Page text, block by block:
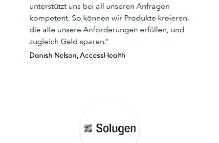
unterstützt uns bei all unseren Anfragen
kompetent. So können wir Produkte kreieren,
die alle unsere Anforderungen erfüllen, und
zugleich Geld sparen.“
Danish Nelson, AccessHealth